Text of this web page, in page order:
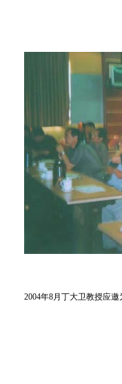
2004年8月丁大卫教授应